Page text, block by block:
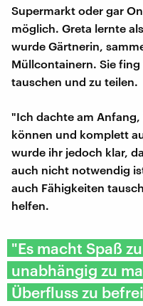
Supermarkt oder gar
möglich. Greta lernte
wurde Gärtnerin,
Müllcontainern. Sie
tauschen und zu teilen.
"Ich dachte am
können und komplett
wurde ihr jedoch klar,
auch nicht notwendig
auch Fähigkeiten
helfen.
"Es macht Spaß
unabhängig zu
Überfluss zu